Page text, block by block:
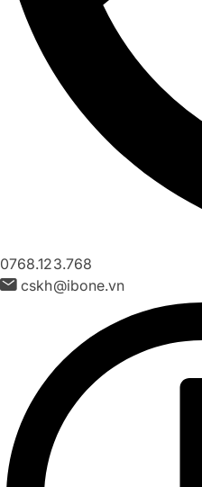
0768.123.768
cskh@ibone.vn